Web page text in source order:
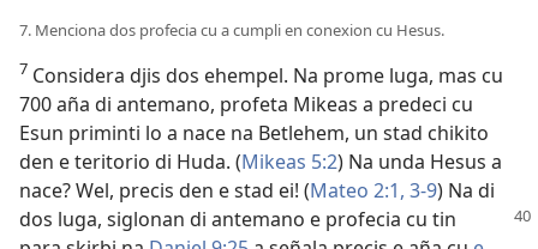
7. Menciona dos profecia cu a cumpli en conexion cu Hesus.
7 Considera djis dos ehempel. Na prome luga, mas cu
700 aña di antemano, profeta Mikeas a predeci cu
Esun priminti lo a nace na Betlehem, un stad chikito
den e teritorio di Huda. (Mikeas 5:2) Na unda Hesus a
nace? Wel, precis den e stad ei! (Mateo 2:1, 3-9) Na di
dos luga, siglonan di antemano e profecia cu tin